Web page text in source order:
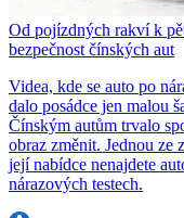
Od pojízdných rakví k
bezpečnost čínských aut
Videa, kde se auto po
dalo posádce jen malou
Čínským autům trvalo
obraz změnit. Jednou
její nabídce nenajdete
nárazových testech.